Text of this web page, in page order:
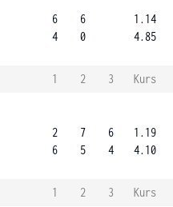
6
4
6
0
1.14
4.85
1 2 3
Kurs
2
6
7
5
6
4
1.19
4.10
1 2 3
Kurs